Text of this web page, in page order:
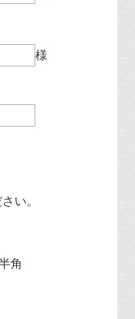
様
い。
角